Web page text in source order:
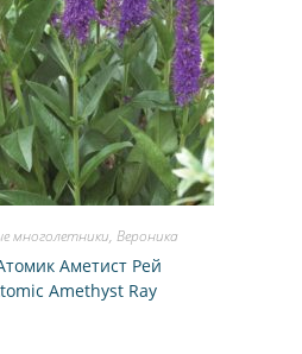
многолетники, Вероника
Аметист Рей
Amethyst Ray